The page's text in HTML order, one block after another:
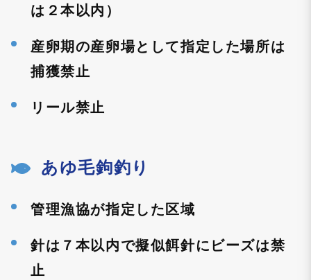
は２本以内）
産卵期の産卵場として指定した場所は
捕獲禁止
リール禁止
あゆ毛鉤釣り
管理漁協が指定した区域
針は７本以内で擬似餌針にビーズは禁
止